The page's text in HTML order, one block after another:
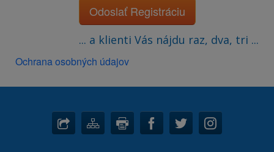
Odoslať Registráciu
... a klienti Vás nájdu raz, dva, tri ...
Ochrana osobných údajov